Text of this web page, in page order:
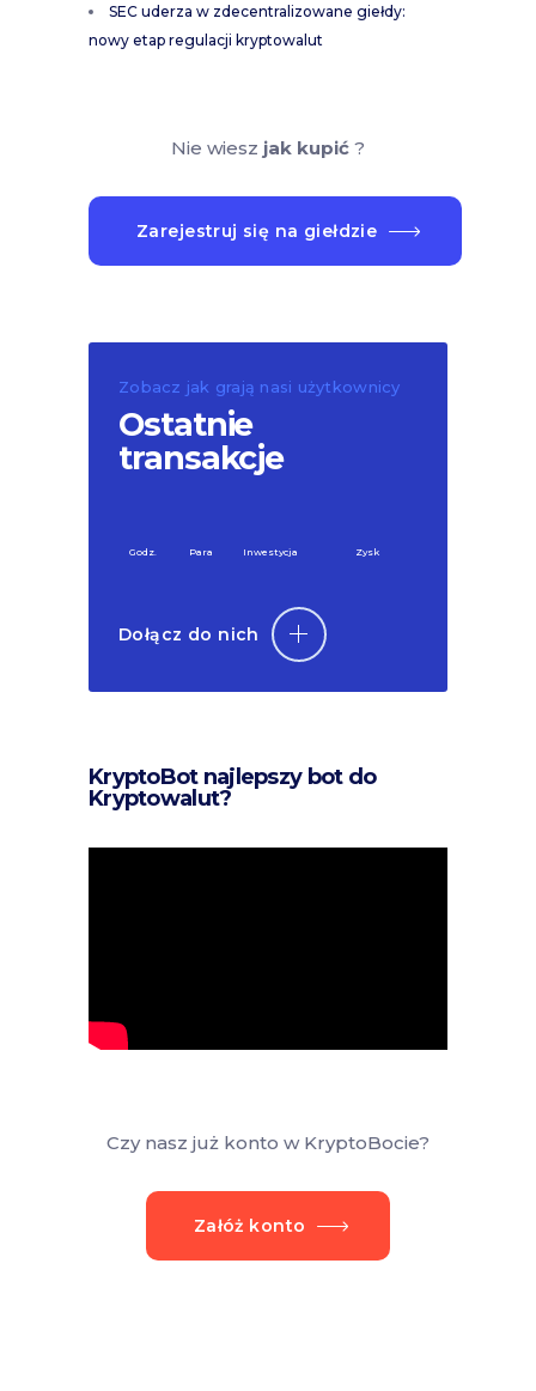
SEC uderza w zdecentralizowane giełdy:
nowy etap regulacji kryptowalut
Nie wiesz jak kupić?
Zarejestruj się na giełdzie
Zobacz jak grają nasi użytkownicy
Ostatnie
transakcje
Godz. Para Inwestycja Zysk
Dołącz do nich
KryptoBot najlepszy bot do
Kryptowalut?
Czy nasz już konto w KryptoBocie?
Załóż konto